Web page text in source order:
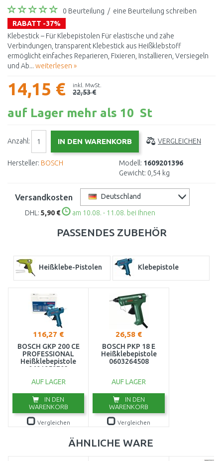
0 Beurteilung / eine Beurteilung schreiben
RABATT -37%
Klebestick – Für Klebepistolen Für elastische und zähe
Verbindungen, transparent Klebestick aus Heißklebstoff
ermöglicht einfaches Reparieren, Fixieren, Installieren, Versiegeln
und Ab... weiterlesen »
14,15 € inkl. MwSt.
22,53 €
auf Lager mehr als 10 St
Anzahl: VERGLEICHEN
Hersteller: BOSCH Modell: 1609201396
Gewicht: 0,54 kg
Versandkosten Deutschland
DHL: 5,90 € am 10.08. - 11.08. bei Ihnen
PASSENDES ZUBEHÖR
Heißklebe-Pistolen Klebepistole
116,27 €
BOSCH GKP 200 CE
PROFESSIONAL
Heißklebepistole
0601950703
AUF LAGER
IN DEN
WARENKORB
Vergleichen
26,58 €
BOSCH PKP 18 E
Heißklebepistole
0603264508
AUF LAGER
IN DEN
WARENKORB
Vergleichen
ÄHNLICHE WARE